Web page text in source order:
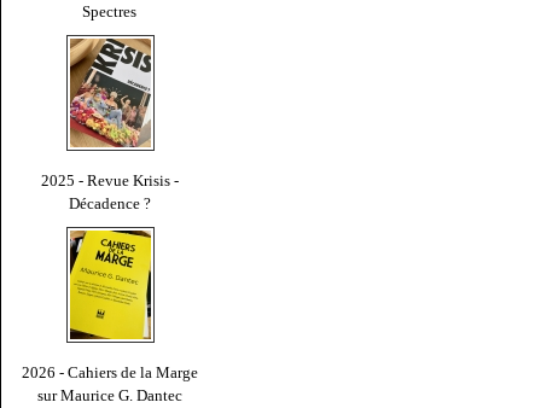
Spectres
2025 - Revue Krisis -
Décadence ?
2026 - Cahiers de la Marge
sur Maurice G. Dantec